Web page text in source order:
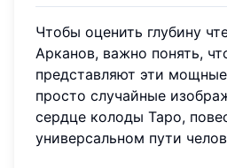
Чтобы оценить глубину
Арканов, важно понять,
представляют эти
просто случайные
сердце колоды Таро,
универсальном пути